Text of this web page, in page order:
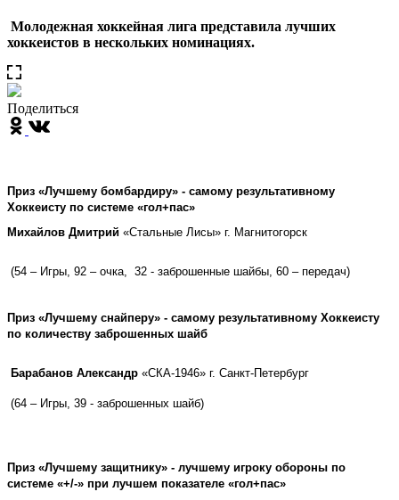
Молодежная хоккейная лига представила лучших
хоккеистов в нескольких номинациях.
Поделиться
Приз «Лучшему бомбардиру» - самому результативному
Хоккеисту по системе «гол+пас»
Михайлов Дмитрий «Стальные Лисы» г. Магнитогорск
(54 – Игры, 92 – очка, 32 - заброшенные шайбы, 60 – передач)
Приз «Лучшему снайперу» - самому результативному Хоккеисту
по количеству заброшенных шайб
Барабанов Александр «СКА-1946» г. Санкт-Петербург
(64 – Игры, 39 - заброшенных шайб)
Приз «Лучшему защитнику» - лучшему игроку обороны по
системе «+/-» при лучшем показателе «гол+пас»